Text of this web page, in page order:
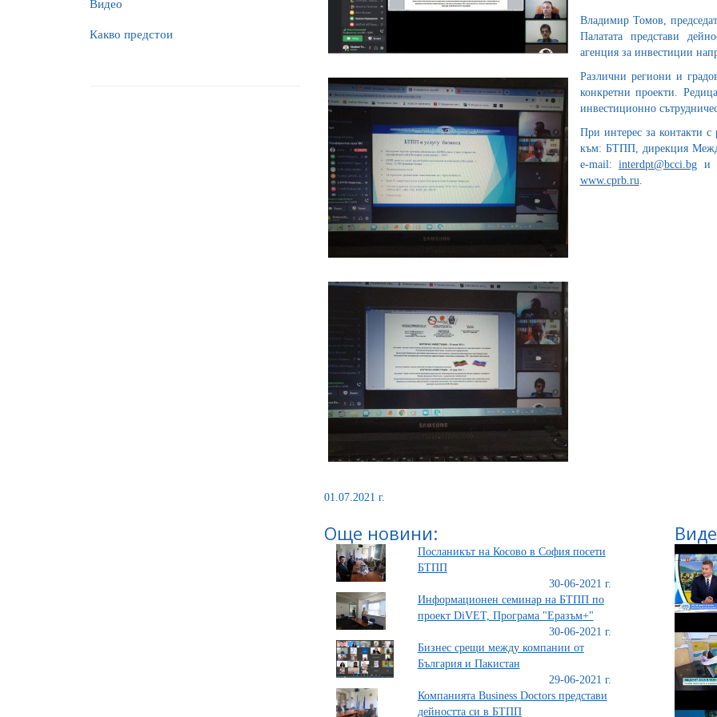
Видео
Какво предстои
Владимир Томов,
Палатата представи
агенция за инвестиции
Различни региони и
конкретни проекти.
инвестиционно
При интерес за контакти
към: БТПП, дирекция
e-mail:interdpt@bcci.bg и
www.cprb.ru.
01.07.2021 г.
Още новини:
Посланикът на Косово в София посети
БТПП
30-06-2021 г.
Информационен семинар на БТПП по
проект DiVET, Програма "Еразъм+"
30-06-2021 г.
Бизнес срещи между компании от
България и Пакистан
29-06-2021 г.
Компанията Business Doctors представи
дейността си в БТПП